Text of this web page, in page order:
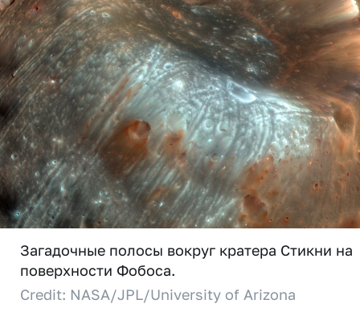
Загадочные полосы вокруг кратера Стикни на
поверхности Фобоса.
Credit: NASA/JPL/University of Arizona